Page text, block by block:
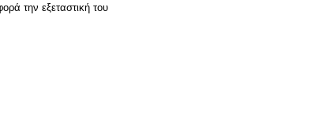
την εξεταστική του